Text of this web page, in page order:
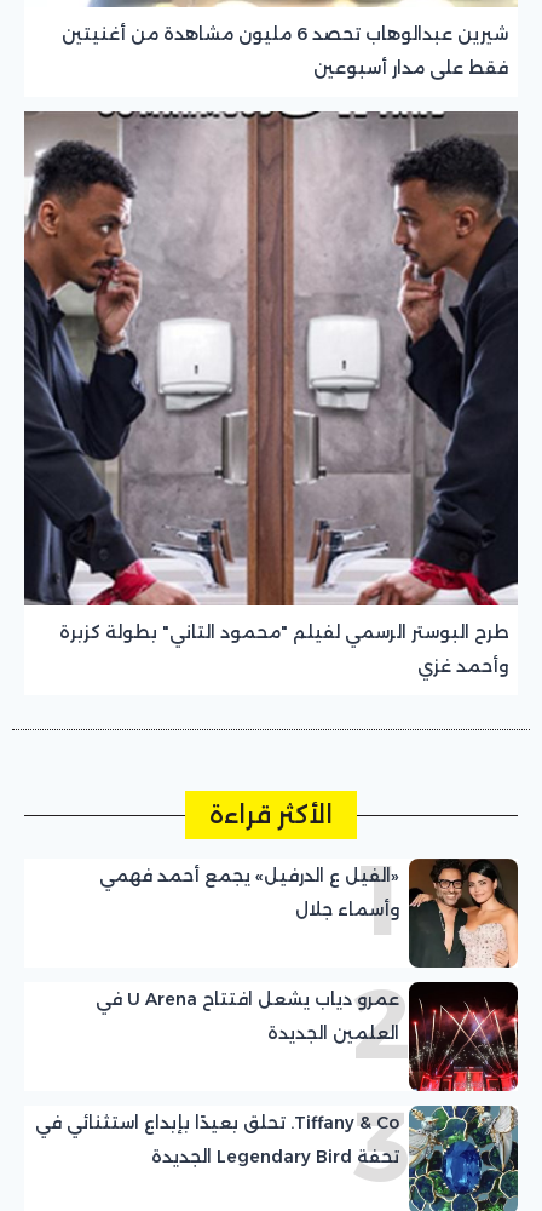
شيرين عبدالوهاب تحصد 6 مليون مشاهدة من أغنيتين
فقط على مدار أسبوعين
طرح البوستر الرسمي لفيلم "محمود التاني" بطولة كزبرة
وأحمد غزي
الأكثر قراءة
1
«الفيل ع الدرفيل» يجمع أحمد فهمي
وأسماء جلال
2
عمرو دياب يشعل افتتاح U Arena في
العلمين الجديدة
3
Tiffany & Co. تحلق بعيدًا بإبداع استثنائي في
تحفة Legendary Bird الجديدة